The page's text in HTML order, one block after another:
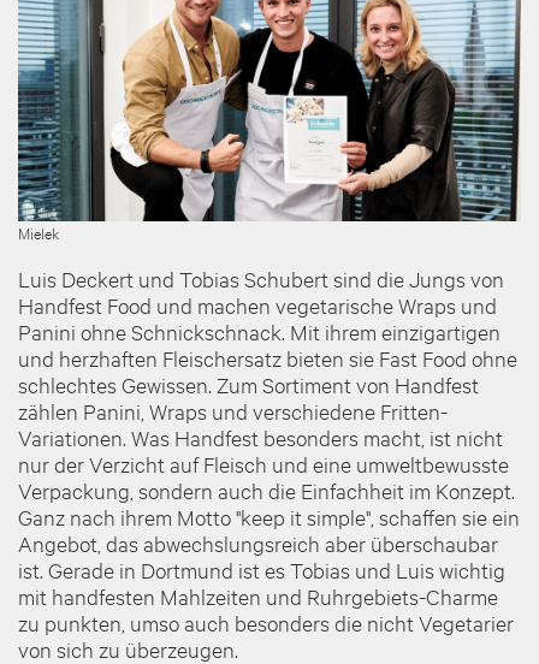
Mielek
Luis Deckert und Tobias Schubert sind die Jungs von
Handfest Food und machen vegetarische Wraps und
Panini ohne Schnickschnack. Mit ihrem einzigartigen
und herzhaften Fleischersatz bieten sie Fast Food ohne
schlechtes Gewissen. Zum Sortiment von Handfest
zählen Panini, Wraps und verschiedene Fritten-
Variationen. Was Handfest besonders macht, ist nicht
nur der Verzicht auf Fleisch und eine umweltbewusste
Verpackung, sondern auch die Einfachheit im Konzept.
Ganz nach ihrem Motto "keep it simple", schaffen sie ein
Angebot, das abwechslungsreich aber überschaubar
ist. Gerade in Dortmund ist es Tobias und Luis wichtig
mit handfesten Mahlzeiten und Ruhrgebiets-Charme
zu punkten, umso auch besonders die nicht Vegetarier
von sich zu überzeugen.